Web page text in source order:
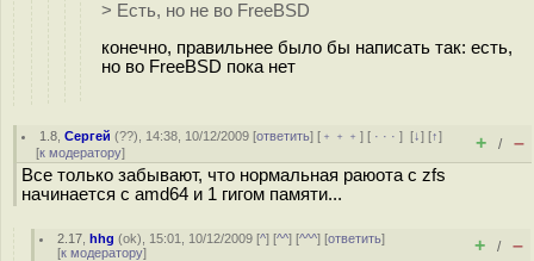
> Есть, но не во FreeBSD
конечно, правильнее было бы написать так: есть,
но во FreeBSD пока нет
1.8 ,Сергей (??), 14:38, 10/12/2009 [ответить] [ ﹢﹢﹢] [ · · ·][↓] [↑]
[к модератору] + / –
Все только забывают, что нормальная раюота с zfs
начинается с amd64 и 1 гигом памяти...
2.17 ,hhg (ok), 15:01, 10/12/2009 [^] [^^] [^^^] [ответить]
[к модератору] + / –